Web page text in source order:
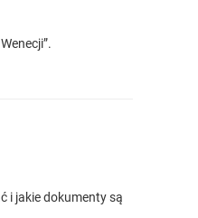
i jakie dokumenty są